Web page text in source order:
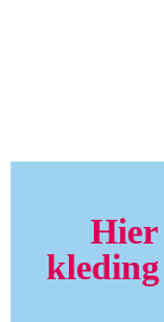
Hier